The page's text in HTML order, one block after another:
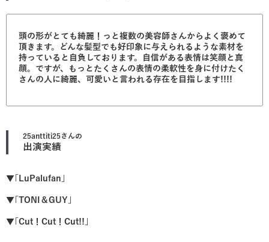
頭の形がとても綺麗！っと複数の美容師さんからよく褒めて
頂きます。どんな髪型でも好印象に与えられるような素材を
持っていると自負しております。自信がある表情は笑顔と真
顔。ですが、もっとたくさんの表情の柔軟性を身に付けたく
さんの人に綺麗、可愛いと言われる存在を目指します!!!!
25anttiti25さんの
出演実績
▼｢LuPalufan｣
▼｢TONI＆GUY｣
▼｢Cut！Cut！Cut!!｣